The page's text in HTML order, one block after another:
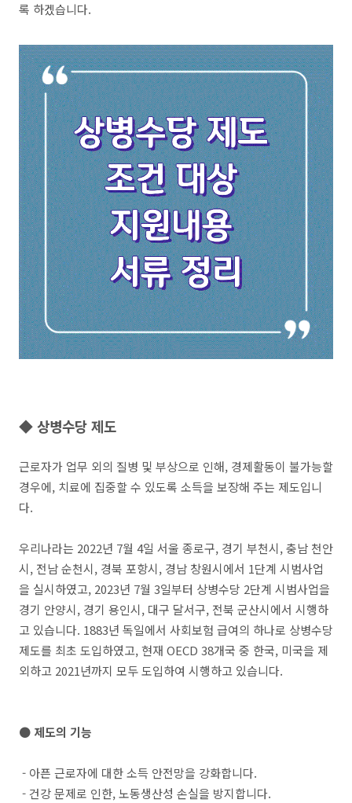
록 하겠습니다.
◆ 상병수당 제도
근로자가 업무 외의 질병 및 부상으로 인해, 경제활동이 불가능할
경우에, 치료에 집중할 수 있도록 소득을 보장해 주는 제도입니
다.
우리나라는 2022년 7월 4일 서울 종로구, 경기 부천시, 충남 천안
시, 전남 순천시, 경북 포항시, 경남 창원시에서 1단계 시범사업
을 실시하였고, 2023년 7월 3일부터 상병수당 2단계 시범사업을
경기 안양시, 경기 용인시, 대구 달서구, 전북 군산시에서 시행하
고 있습니다. 1883년 독일에서 사회보험 급여의 하나로 상병수당
제도를 최초 도입하였고, 현재 OECD 38개국 중 한국, 미국을 제
외하고 2021년까지 모두 도입하여 시행하고 있습니다.
● 제도의 기능
- 아픈 근로자에 대한 소득 안전망을 강화합니다.
- 건강 문제로 인한, 노동생산성 손실을 방지합니다.